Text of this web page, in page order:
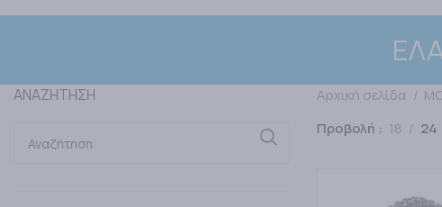
ΑΝΑΖΗΤΗΣΗ Αρχική σελίδα
Προβολή
18 24